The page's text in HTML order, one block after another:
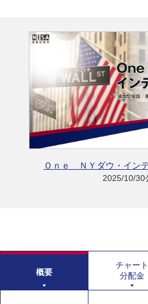
Ｏｎｅ ＮＹダウ・イン
2025/10/30
概要
チャート
分配金